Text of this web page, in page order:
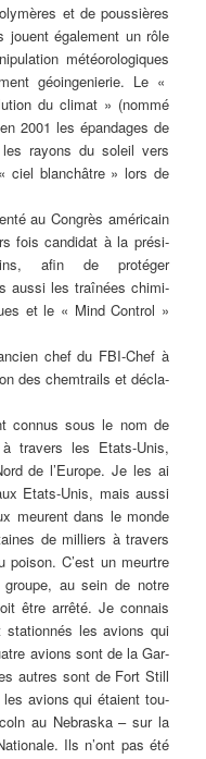
et de pous­siè­res
jouent éga­le­ment un rôle
météo­ro­lo­gi­ques
géoinge­nierie. Le «
du cli­mat » (nom­mé
2001 les épan­da­ges de
ray­ons du sol­eil vers
ciel blan­châtre» lors de
au Con­grès amé­ri­cain
fois can­di­dat à la pré­si­
afin de pro­té­ger
aus­si les traî­nées chi­mi­
et le « MindCon­trol »
chef du FBI-Chef à
des chem­trails et décla­
con­nus sous le nom de
tra­vers les Etats-Unis,
de l’Europe. Je les ai
Etats-Unis, mais aus­si
meu­rent dans le mon­de
de mil­liers à tra­vers
poi­son. C’est un meurt­re
au sein de not­re
être arrêté. Je con­nais
les avi­ons qui
avi­ons sont de la Gar­
aut­res sont de Fort Still
les avi­ons qui étai­ent tou­
au Nebras­ka – sur la
Ils n’ont pas été